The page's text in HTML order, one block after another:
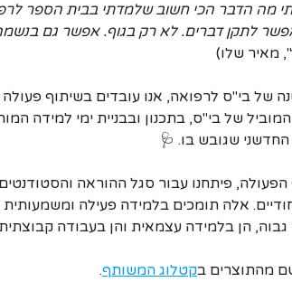
מה הדבר הכי חשוב שלמדתי בבית הספר
לתקן דברים. לא רק בגוף. אפשר גם
מאיר שלו)
של בי"ס לרפואה, אנו עובדים בשיתוף
של בי"ס, בתכנון ובבניית ימי למידה
שגובש בו. 🩺
פיתחנו עבור סגל ההוראה והסטודנטים
אלה תומכים בלמידה פעילה ומשמעותית
הן בלמידה עצמאית והן בעבודה
מהתוצרים בקטלוג המשותף.